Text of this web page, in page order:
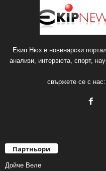
Екип Нюз е новинарски
анализи, интервюта, спорт,
свържете се с нас:
Партньори
Дойче Веле